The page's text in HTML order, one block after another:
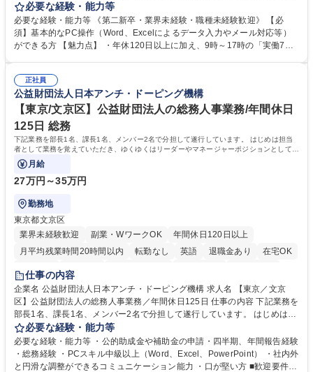
テム入力、電話・FAX対応をお任せします。将来的には、各種委員会の運
営事務局業務などにも幅広く携わっていただきます。 【会員管理・データ
入力業務】 ・医師（会員）の住所変更、個人情報のシステム登録・更新
・年会費の徴収管理や入金データの照合確認 【問い合わせ対応】 ・会員
年休120日/デスクワーク中心で残業少なめ
必要な経験・能力等
必要な経験・能力等 《第二新卒・業界未経験・職種未経験歓迎》 【必
須】基本的なPC操作（Word、Excelによるデータ入力やメール対応等）
ができる方 【魅力点】 ・年休120日以上に加え、9時～17時の「実働7時
整、資料作成、当日の運営サポート 学歴・資格 学歴：大学院 大学 語学
力： 資格：
正社員
公益財団法人日本アンチ・ドーピング機構
【東京/文京区】公益財団法人の総務人事業務/年間休日
125日 総務
下記業務を部長1名、課長1名、メンバー2名で分担して遂行しています。 はじめは担当
者として業務を覚えていただき、ゆくゆくはリーダーやマネージャーポジションとして活
躍いただくことを期待しています。
月給
27万円～35万円
勤務地
東京都文京区
業界未経験歓迎
副業・WワークOK
年間休日120日以上
月平均残業時間20時間以内
転勤なし 英語 退職金あり
在宅OK
賞与あり
育休あり
食事補助あり
仕事の内容
企業名 公益財団法人日本アンチ・ドーピング機構 求人名 【東京／文京
区】公益財団法人の総務人事業務／年間休日125日 仕事の内容 下記業務を
部長1名、課長1名、メンバー2名で分担して遂行しています。 はじめは担
当者として業務を覚えていただき、ゆくゆくはリーダーやマネージャーポ
ジションとして活躍いただくことを期待しています。 【総務・人事グルー
プの業務内容】 ・人事制度関連 ・採用活動 ・教育研修の企画、実行 ・勤
怠管理 ・官公庁への各種提出 ・法定の会議運営（評議員会、理事会） ・
必要な経験・能力等
必要な経験・能力等 ・公的助成金や補助金の申請・四半期、年間報告経験
・総務経験 ・PCスキル中級以上（Word、Excel、PowerPoint） ・社内外
と円滑な調整ができるコミュニケーション能力 ・口が堅い方 ■歓迎要件